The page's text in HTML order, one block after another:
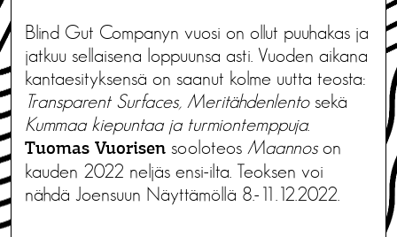
Blind Gut Companyn vuosi on ollut puuhakas ja
jatkuu sellaisena loppuunsa asti. Vuoden aikana
kantaesityksensä on saanut kolme uutta teosta:
Transparent Surfaces, Meritähdenlentosekä
Kummaa kiepuntaa ja turmiontemppuja.
Tuomas Vuorisen sooloteos Maannoson
kauden 2022 neljäs ensi-ilta. Teoksen voi
nähdä Joensuun Näyttämöllä 8.-11.12.2022.